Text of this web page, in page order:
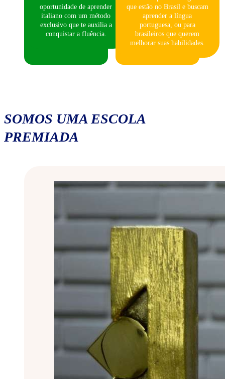
oportunidade de aprender
italiano com um método
exclusivo que te auxilia a
conquistar a fluência.
que estão no Brasil e buscam
aprender a língua
portuguesa, ou para
brasileiros que querem
melhorar suas habilidades.
SOMOS UMA ESCOLA
PREMIADA